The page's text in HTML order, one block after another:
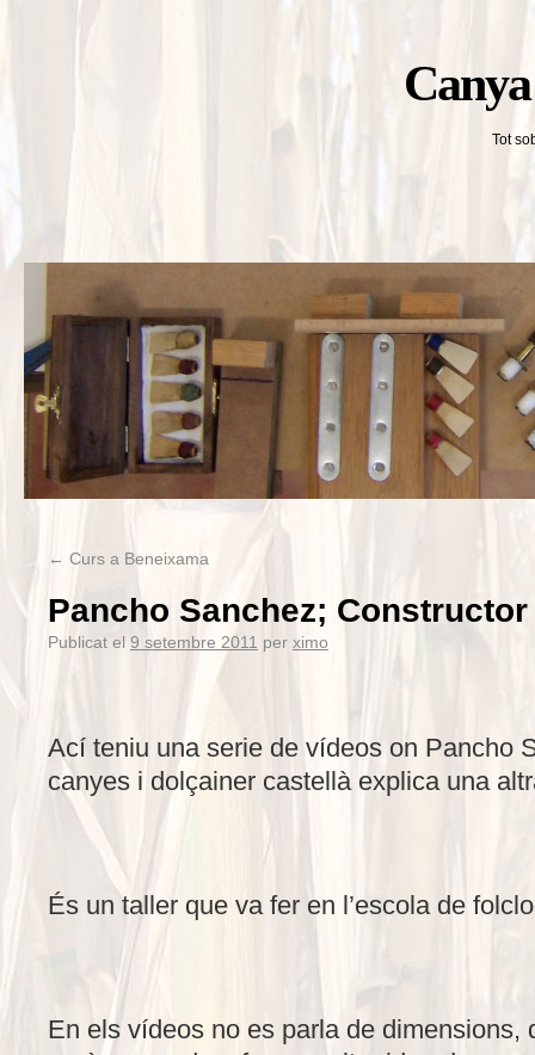
Tot
← Curs a Beneixama
Pancho Sanchez;
Publicat el 9 setembre 2011 per ximo
Ací teniu una serie de vídeos on Pancho
canyes i dolçainer castellà explica una
És un taller que va fer en l’escola de
En els vídeos no es parla de dimensions,